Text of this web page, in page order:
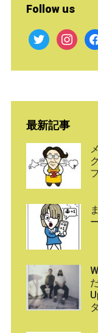
Follow us
twitter
最新記事